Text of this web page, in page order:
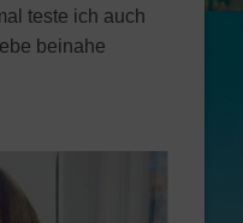
teste ich auch
beinahe